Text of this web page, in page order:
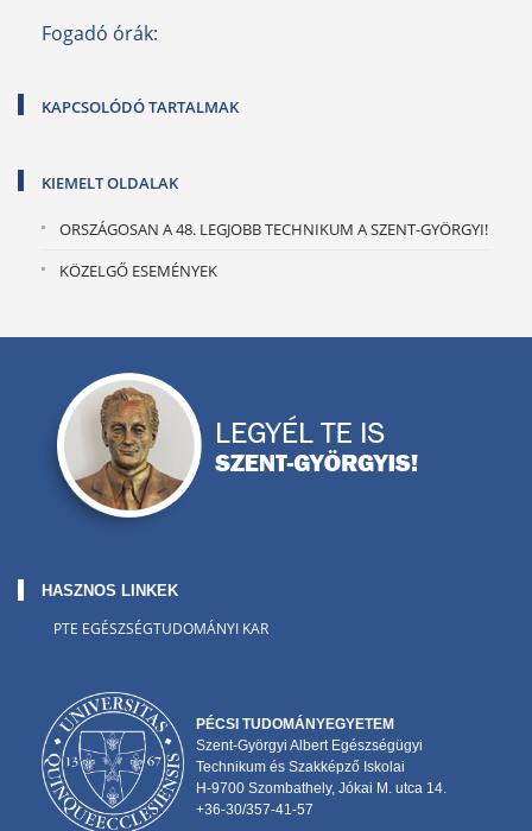
Fogadó órák:
KAPCSOLÓDÓ TARTALMAK
KIEMELT OLDALAK
ORSZÁGOSAN A 48. LEGJOBB TECHNIKUM A SZENT-GYÖRGYI!
KÖZELGŐ ESEMÉNYEK
HASZNOS LINKEK
PTE EGÉSZSÉGTUDOMÁNYI KAR
PÉCSI TUDOMÁNYEGYETEM
Szent-Györgyi Albert Egészségügyi
Technikum és Szakképző Iskolai
H-9700 Szombathely, Jókai M. utca 14.
+36-30/357-41-57